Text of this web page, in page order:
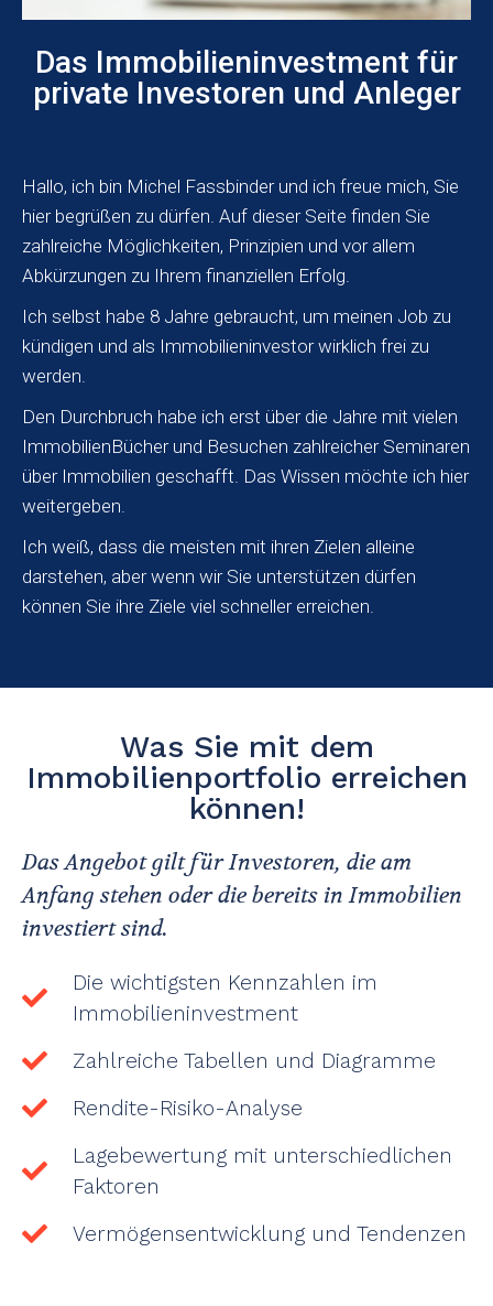
Das Immobilieninvestment für
private Investoren und Anleger
Hallo, ich bin Michel Fassbinder und ich freue mich, Sie
hier begrüßen zu dürfen. Auf dieser Seite finden Sie
zahlreiche Möglichkeiten, Prinzipien und vor allem
Abkürzungen zu Ihrem finanziellen Erfolg.
Ich selbst habe 8 Jahre gebraucht, um meinen Job zu
kündigen und als Immobilieninvestor wirklich frei zu
werden.
Den Durchbruch habe ich erst über die Jahre mit vielen
ImmobilienBücher und Besuchen zahlreicher Seminaren
über Immobilien geschafft. Das Wissen möchte ich hier
weitergeben.
Ich weiß, dass die meisten mit ihren Zielen alleine
darstehen, aber wenn wir Sie unterstützen dürfen
können Sie ihre Ziele viel schneller erreichen.
Was Sie mit dem
Immobilienportfolio erreichen
können!
Das Angebot gilt für Investoren, die am
Anfang stehen oder die bereits in Immobilien
investiert sind.
Die wichtigsten Kennzahlen im
Immobilieninvestment
Zahlreiche Tabellen und Diagramme
Rendite-Risiko-Analyse
Lagebewertung mit unterschiedlichen
Faktoren
Vermögensentwicklung und Tendenzen